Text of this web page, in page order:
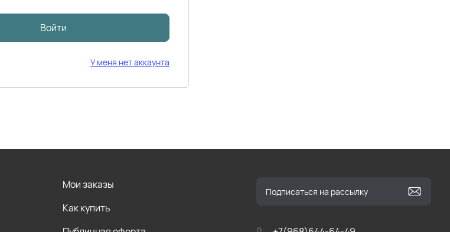
Войти
У меня нет аккаунта
Мои заказы
Как купить